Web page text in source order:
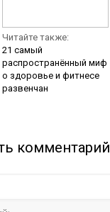
Читайте также:
21 самый
распространённый миф
о здоровье и фитнесе
развенчан
комментарий